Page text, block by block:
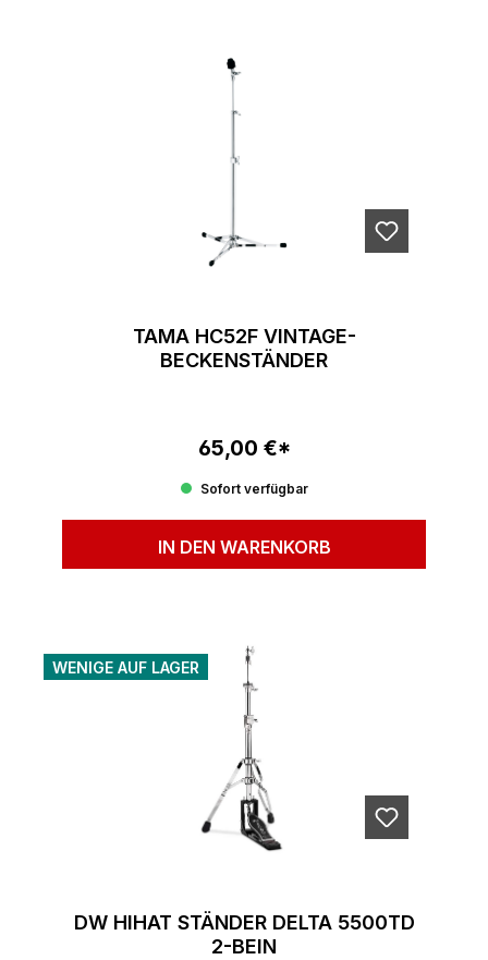
TAMA HC52F VINTAGE-
BECKENSTÄNDER
Regulärer Preis:
65,00 €*
Sofort verfügbar
IN DEN WARENKORB
WENIGE AUF LAGER
DW HIHAT STÄNDER DELTA 5500TD
2-BEIN